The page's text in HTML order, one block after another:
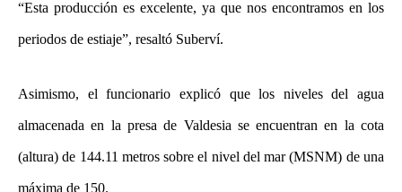
“Esta producción es excelente, ya que nos encontramos en los
periodos de estiaje”, resaltó Suberví.
Asimismo, el funcionario explicó que los niveles del agua
almacenada en la presa de Valdesia se encuentran en la cota
(altura) de 144.11 metros sobre el nivel del mar (MSNM) de una
máxima de 150.